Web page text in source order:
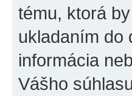
tému, ktorá
ukladaním do
informácia
Vášho